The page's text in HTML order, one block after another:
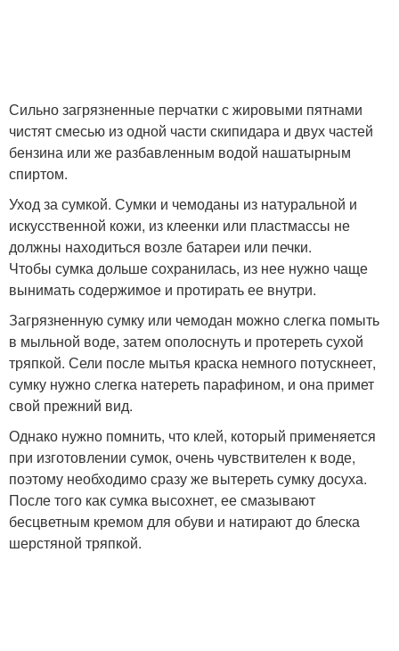
Сильно загрязненные перчатки с жировыми пятнами
чистят смесью из одной части скипидара и двух частей
бензина или же разбавленным водой нашатырным
спиртом.
Уход за сумкой. Сумки и чемоданы из натуральной и
искусственной кожи, из клеенки или пластмассы не
должны находиться возле батареи или печки.
Чтобы сумка дольше сохранилась, из нее нужно чаще
вынимать содержимое и протирать ее внутри.
Загрязненную сумку или чемодан можно слегка помыть
в мыльной воде, затем ополоснуть и протереть сухой
тряпкой. Сели после мытья краска немного потускнеет,
сумку нужно слегка натереть парафином, и она примет
свой прежний вид.
Однако нужно помнить, что клей, который применяется
при изготовлении сумок, очень чувствителен к воде,
поэтому необходимо сразу же вытереть сумку досуха.
После того как сумка высохнет, ее смазывают
бесцветным кремом для обуви и натирают до блеска
шерстяной тряпкой.